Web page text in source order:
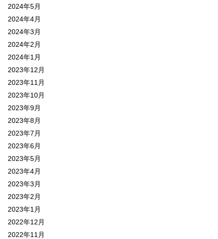
2024年5月
2024年4月
2024年3月
2024年2月
2024年1月
2023年12月
2023年11月
2023年10月
2023年9月
2023年8月
2023年7月
2023年6月
2023年5月
2023年4月
2023年3月
2023年2月
2023年1月
2022年12月
2022年11月